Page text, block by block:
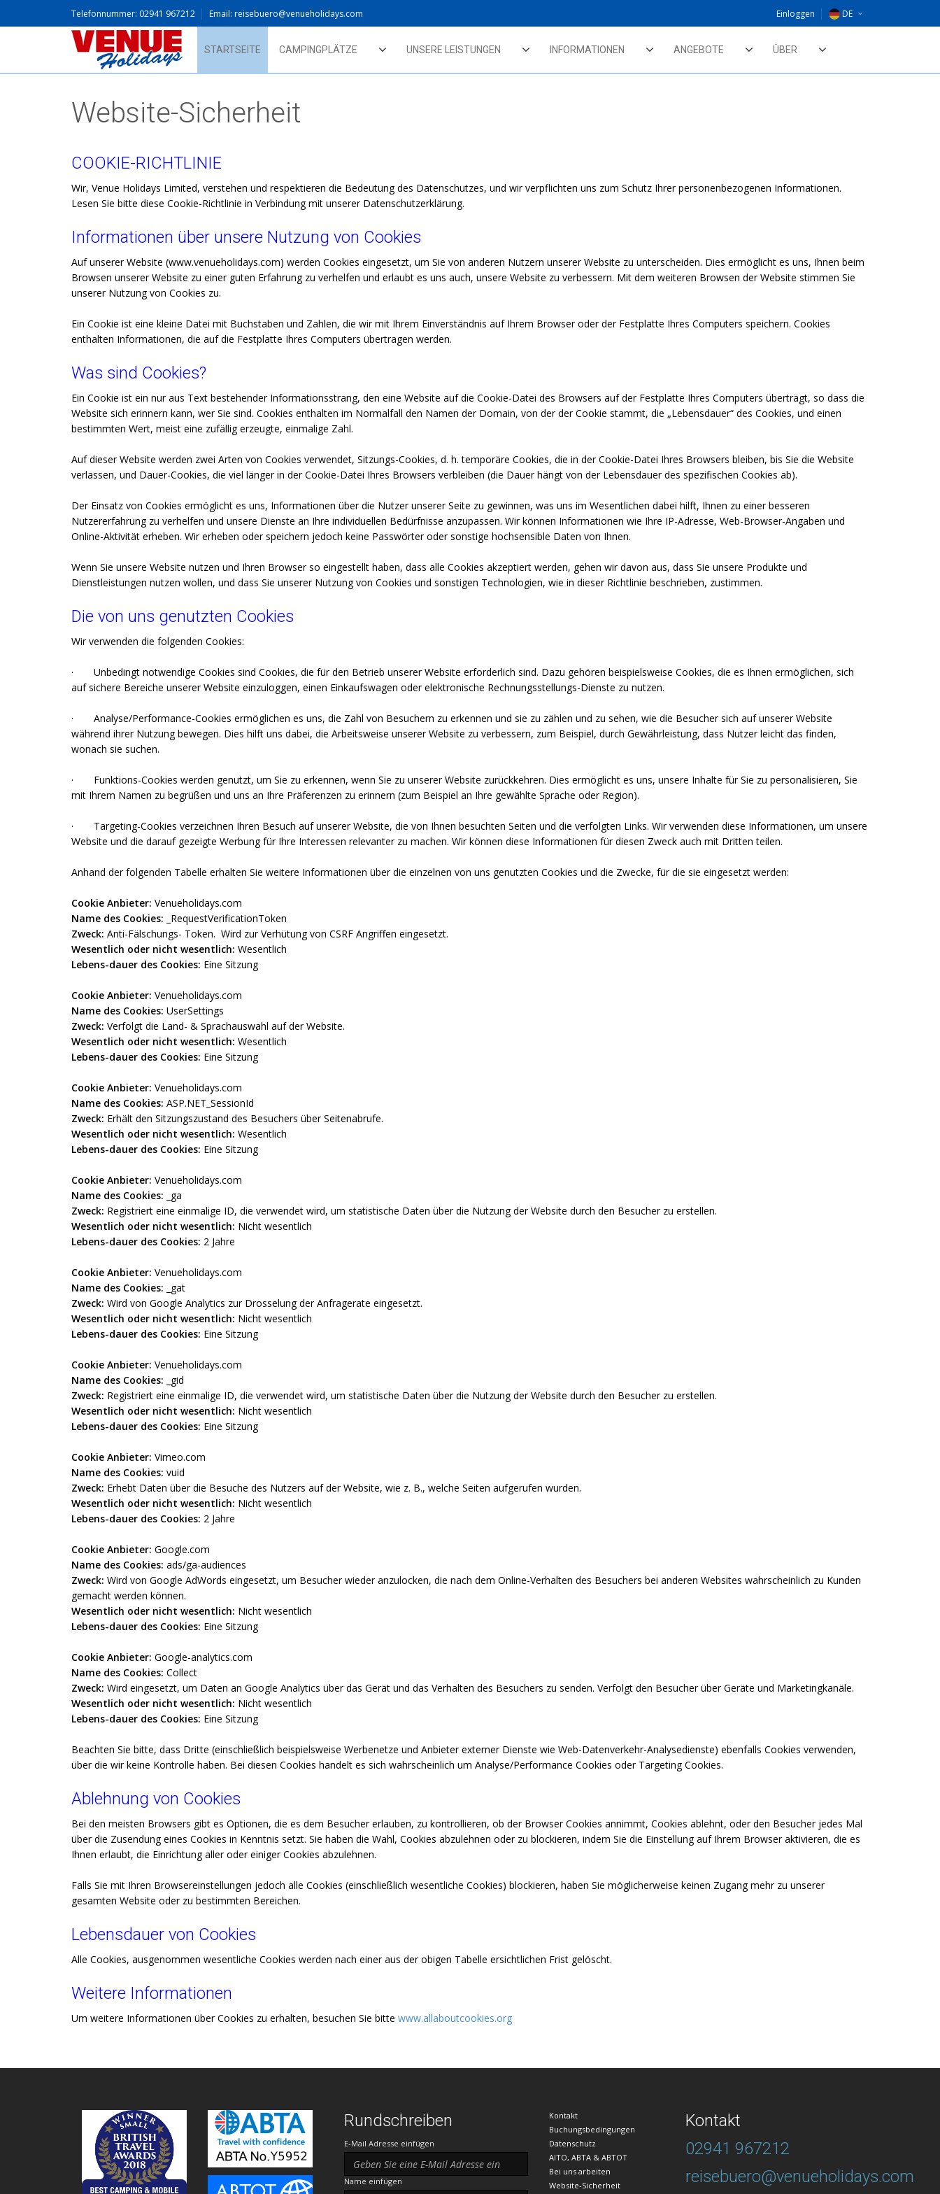
Telefonnummer: 02941 967212 Email: reisebuero@venueholidays.com Einloggen DE
NL
STARTSEITE CAMPINGPLÄTZE UNSERE LEISTUNGEN INFORMATIONEN ANGEBOTE ÜBER
Website-Sicherheit
COOKIE-RICHTLINIE
Wir, Venue Holidays Limited, verstehen und respektieren die Bedeutung des Datenschutzes, und wir verpflichten uns zum Schutz Ihrer personenbezogenen Informationen.
Lesen Sie bitte diese Cookie-Richtlinie in Verbindung mit unserer Datenschutzerklärung.
Informationen über unsere Nutzung von Cookies
Auf unserer Website (www.venueholidays.com) werden Cookies eingesetzt, um Sie von anderen Nutzern unserer Website zu unterscheiden. Dies ermöglicht es uns, Ihnen beim
Browsen unserer Website zu einer guten Erfahrung zu verhelfen und erlaubt es uns auch, unsere Website zu verbessern. Mit dem weiteren Browsen der Website stimmen Sie
unserer Nutzung von Cookies zu.
Ein Cookie ist eine kleine Datei mit Buchstaben und Zahlen, die wir mit Ihrem Einverständnis auf Ihrem Browser oder der Festplatte Ihres Computers speichern. Cookies
enthalten Informationen, die auf die Festplatte Ihres Computers übertragen werden.
Was sind Cookies?
Ein Cookie ist ein nur aus Text bestehender Informationsstrang, den eine Website auf die Cookie-Datei des Browsers auf der Festplatte Ihres Computers überträgt, so dass die
Website sich erinnern kann, wer Sie sind. Cookies enthalten im Normalfall den Namen der Domain, von der der Cookie stammt, die „Lebensdauer“ des Cookies, und einen
bestimmten Wert, meist eine zufällig erzeugte, einmalige Zahl.
Auf dieser Website werden zwei Arten von Cookies verwendet, Sitzungs-Cookies, d. h. temporäre Cookies, die in der Cookie-Datei Ihres Browsers bleiben, bis Sie die Website
verlassen, und Dauer-Cookies, die viel länger in der Cookie-Datei Ihres Browsers verbleiben (die Dauer hängt von der Lebensdauer des spezifischen Cookies ab).
Der Einsatz von Cookies ermöglicht es uns, Informationen über die Nutzer unserer Seite zu gewinnen, was uns im Wesentlichen dabei hilft, Ihnen zu einer besseren
Nutzererfahrung zu verhelfen und unsere Dienste an Ihre individuellen Bedürfnisse anzupassen. Wir können Informationen wie Ihre IP-Adresse, Web-Browser-Angaben und
Online-Aktivität erheben. Wir erheben oder speichern jedoch keine Passwörter oder sonstige hochsensible Daten von Ihnen.
Wenn Sie unsere Website nutzen und Ihren Browser so eingestellt haben, dass alle Cookies akzeptiert werden, gehen wir davon aus, dass Sie unsere Produkte und
Dienstleistungen nutzen wollen, und dass Sie unserer Nutzung von Cookies und sonstigen Technologien, wie in dieser Richtlinie beschrieben, zustimmen.
Die von uns genutzten Cookies
Wir verwenden die folgenden Cookies:
·
Unbedingt notwendige Cookies sind Cookies, die für den Betrieb unserer Website erforderlich sind. Dazu gehören beispielsweise Cookies, die es Ihnen ermöglichen, sich
auf sichere Bereiche unserer Website einzuloggen, einen Einkaufswagen oder elektronische Rechnungsstellungs-Dienste zu nutzen.
·
Analyse/Performance-Cookies ermöglichen es uns, die Zahl von Besuchern zu erkennen und sie zu zählen und zu sehen, wie die Besucher sich auf unserer Website
während ihrer Nutzung bewegen. Dies hilft uns dabei, die Arbeitsweise unserer Website zu verbessern, zum Beispiel, durch Gewährleistung, dass Nutzer leicht das finden,
wonach sie suchen.
·
Funktions-Cookies werden genutzt, um Sie zu erkennen, wenn Sie zu unserer Website zurückkehren. Dies ermöglicht es uns, unsere Inhalte für Sie zu personalisieren, Sie
mit Ihrem Namen zu begrüßen und uns an Ihre Präferenzen zu erinnern (zum Beispiel an Ihre gewählte Sprache oder Region).
·
Targeting-Cookies verzeichnen Ihren Besuch auf unserer Website, die von Ihnen besuchten Seiten und die verfolgten Links. Wir verwenden diese Informationen, um unsere
Website und die darauf gezeigte Werbung für Ihre Interessen relevanter zu machen. Wir können diese Informationen für diesen Zweck auch mit Dritten teilen.
Anhand der folgenden Tabelle erhalten Sie weitere Informationen über die einzelnen von uns genutzten Cookies und die Zwecke, für die sie eingesetzt werden:
Cookie Anbieter: Venueholidays.com
Name des Cookies: _RequestVerificationToken
Zweck: Anti-Fälschungs- Token. Wird zur Verhütung von CSRF Angriffen eingesetzt.
Wesentlich oder nicht wesentlich: Wesentlich
Lebens-dauer des Cookies: Eine Sitzung
Cookie Anbieter: Venueholidays.com
Name des Cookies: UserSettings
Zweck: Verfolgt die Land- & Sprachauswahl auf der Website.
Wesentlich oder nicht wesentlich: Wesentlich
Lebens-dauer des Cookies: Eine Sitzung
Cookie Anbieter: Venueholidays.com
Name des Cookies: ASP.NET_SessionId
Zweck: Erhält den Sitzungszustand des Besuchers über Seitenabrufe.
Wesentlich oder nicht wesentlich: Wesentlich
Lebens-dauer des Cookies: Eine Sitzung
Cookie Anbieter: Venueholidays.com
Name des Cookies:
_ga
Zweck: Registriert eine einmalige ID, die verwendet wird, um statistische Daten über die Nutzung der Website durch den Besucher zu erstellen.
Wesentlich oder nicht wesentlich: Nicht wesentlich
Lebens-dauer des Cookies: 2 Jahre
Cookie Anbieter: Venueholidays.com
Name des Cookies: _gat
Zweck: Wird von Google Analytics zur Drosselung der Anfragerate eingesetzt.
Wesentlich oder nicht wesentlich: Nicht wesentlich
Lebens-dauer des Cookies: Eine Sitzung
Cookie Anbieter: Venueholidays.com
Name des Cookies: _gid
Zweck: Registriert eine einmalige ID, die verwendet wird, um statistische Daten über die Nutzung der Website durch den Besucher zu erstellen.
Wesentlich oder nicht wesentlich: Nicht wesentlich
Lebens-dauer des Cookies: Eine Sitzung
Cookie Anbieter: Vimeo.com
Name des Cookies: vuid
Zweck: Erhebt Daten über die Besuche des Nutzers auf der Website, wie z. B., welche Seiten aufgerufen wurden.
Wesentlich oder nicht wesentlich: Nicht wesentlich
Lebens-dauer des Cookies: 2 Jahre
Cookie Anbieter: Google.com
Name des Cookies: ads/ga-audiences
Zweck: Wird von Google AdWords eingesetzt, um Besucher wieder anzulocken, die nach dem Online-Verhalten des Besuchers bei anderen Websites wahrscheinlich zu Kunden
gemacht werden können.
Wesentlich oder nicht wesentlich: Nicht wesentlich
Lebens-dauer des Cookies: Eine Sitzung
Cookie Anbieter: Google-analytics.com
Name des Cookies: Collect
Zweck: Wird eingesetzt, um Daten an Google Analytics über das Gerät und das Verhalten des Besuchers zu senden. Verfolgt den Besucher über Geräte und Marketingkanäle.
Wesentlich oder nicht wesentlich: Nicht wesentlich
Lebens-dauer des Cookies: Eine Sitzung
Beachten Sie bitte, dass Dritte (einschließlich beispielsweise Werbenetze und Anbieter externer Dienste wie Web-Datenverkehr-Analysedienste) ebenfalls Cookies verwenden,
über die wir keine Kontrolle haben. Bei diesen Cookies handelt es sich wahrscheinlich um Analyse/Performance Cookies oder Targeting Cookies.
Ablehnung von Cookies
Bei den meisten Browsers gibt es Optionen, die es dem Besucher erlauben, zu kontrollieren, ob der Browser Cookies annimmt, Cookies ablehnt, oder den Besucher jedes Mal
über die Zusendung eines Cookies in Kenntnis setzt. Sie haben die Wahl, Cookies abzulehnen oder zu blockieren, indem Sie die Einstellung auf Ihrem Browser aktivieren, die es
Ihnen erlaubt, die Einrichtung aller oder einiger Cookies abzulehnen.
Falls Sie mit Ihren Browsereinstellungen jedoch alle Cookies (einschließlich wesentliche Cookies) blockieren, haben Sie möglicherweise keinen Zugang mehr zu unserer
gesamten Website oder zu bestimmten Bereichen.
Lebensdauer von Cookies
Alle Cookies, ausgenommen wesentliche Cookies werden nach einer aus der obigen Tabelle ersichtlichen Frist gelöscht.
Weitere Informationen
Um weitere Informationen über Cookies zu erhalten, besuchen Sie bitte www.allaboutcookies.org
Rundschreiben
E-Mail Adresse einfügen
Name einfügen
Kontakt
Buchungsbedingungen
Datenschutz
AITO, ABTA & ABTOT
Bei uns arbeiten
Website-Sicherheit
Kontakt
02941 967212
reisebuero@venueholidays.com